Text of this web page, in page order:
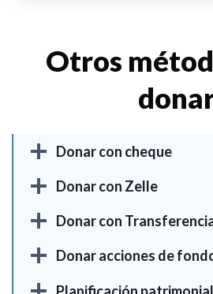
Otros
Donar con cheque
Donar con Zelle
Donar con
Donar acciones de